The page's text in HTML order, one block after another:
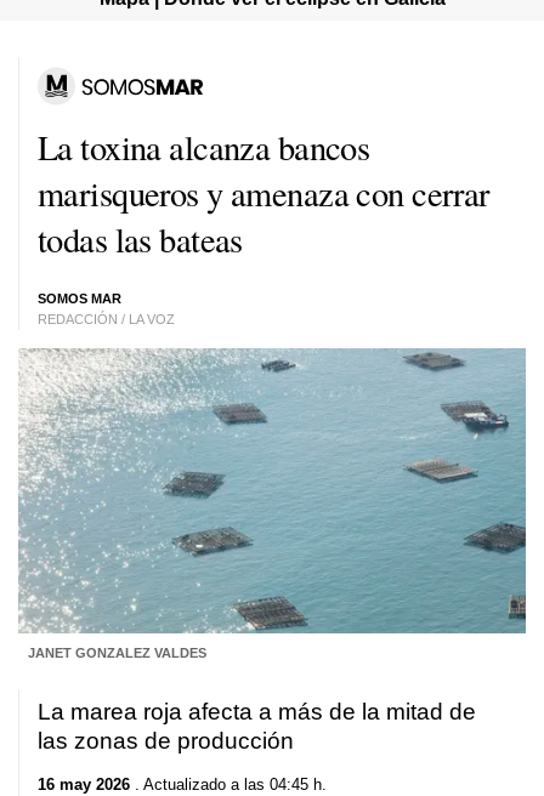
La toxina alcanza bancos
marisqueros y amenaza con cerrar
todas las bateas
SOMOS MAR
REDACCIÓN / LA VOZ
JANET GONZALEZ VALDES
La marea roja afecta a más de la mitad de
las zonas de producción
16 may 2026 . Actualizado a las 04:45 h.